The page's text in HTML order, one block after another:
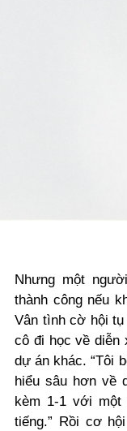
Nhưng một
thành công nếu
Vân tình cờ hội
cô đi học về diễn
dự án khác. “Tôi
hiểu sâu hơn về
kèm 1-1 với một
tiếng.” Rồi cơ